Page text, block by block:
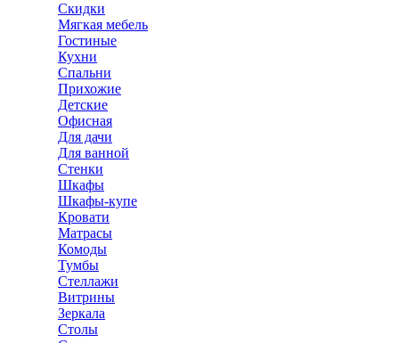
Скидки
Мягкая мебель
Гостиные
Кухни
Спальни
Прихожие
Детские
Офисная
Для дачи
Для ванной
Стенки
Шкафы
Шкафы-купе
Кровати
Матрасы
Комоды
Тумбы
Стеллажи
Витрины
Зеркала
Столы